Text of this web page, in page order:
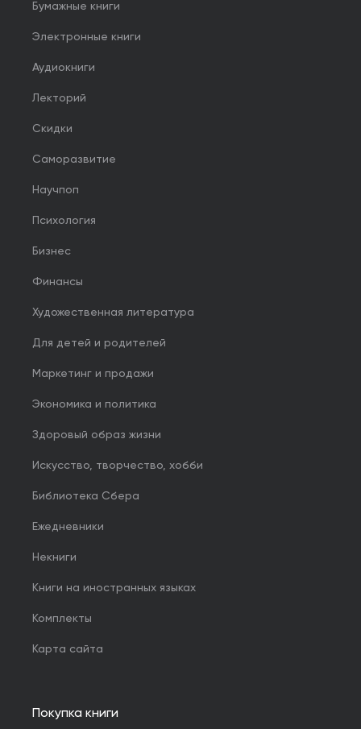
Бумажные книги
Электронные книги
Аудиокниги
Лекторий
Скидки
Саморазвитие
Научпоп
Психология
Бизнес
Финансы
Художественная литература
Для детей и родителей
Маркетинг и продажи
Экономика и политика
Здоровый образ жизни
Искусство, творчество, хобби
Библиотека Сбера
Ежедневники
Некниги
Книги на иностранных языках
Комплекты
Карта сайта
Покупка книги